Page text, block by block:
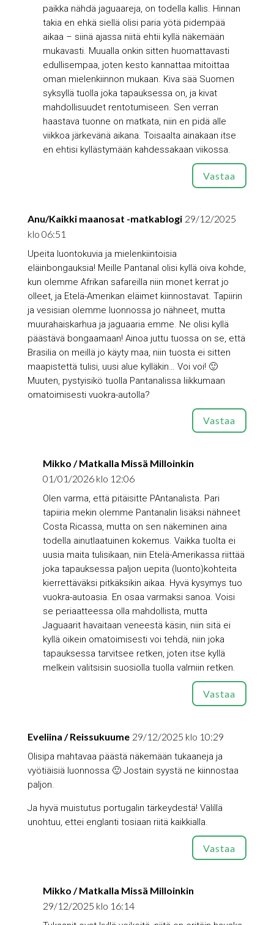
paikka nähdä jaguaareja, on todella kallis. Hinnan
takia en ehkä siellä olisi paria yötä pidempää
aikaa – siinä ajassa niitä ehtii kyllä näkemään
mukavasti. Muualla onkin sitten huomattavasti
edullisempaa, joten kesto kannattaa mitoittaa
oman mielenkiinnon mukaan. Kiva sää Suomen
syksyllä tuolla joka tapauksessa on, ja kivat
mahdollisuudet rentotumiseen. Sen verran
haastava tuonne on matkata, niin en pidä alle
viikkoa järkevänä aikana. Toisaalta ainakaan itse
en ehtisi kyllästymään kahdessakaan viikossa.
Vastaa
Anu/Kaikki maanosat -matkablogi 29/12/2025
klo 06:51
Upeita luontokuvia ja mielenkiintoisia
eläinbongauksia! Meille Pantanal olisi kyllä oiva kohde,
kun olemme Afrikan safareilla niin monet kerrat jo
olleet, ja Etelä-Amerikan eläimet kiinnostavat. Tapiirin
ja vesisian olemme luonnossa jo nähneet, mutta
muurahaiskarhua ja jaguaaria emme. Ne olisi kyllä
päästävä bongaamaan! Ainoa juttu tuossa on se, että
Brasilia on meillä jo käyty maa, niin tuosta ei sitten
maapistettä tulisi, uusi alue kylläkin… Voi voi! 🙂
Muuten, pystyisikö tuolla Pantanalissa liikkumaan
omatoimisesti vuokra-autolla?
Vastaa
Mikko / Matkalla Missä Milloinkin
01/01/2026 klo 12:06
Olen varma, että pitäisitte PAntanalista. Pari
tapiiria mekin olemme Pantanalin lisäksi nähneet
Costa Ricassa, mutta on sen näkeminen aina
todella ainutlaatuinen kokemus. Vaikka tuolta ei
uusia maita tulisikaan, niin Etelä-Amerikassa riittää
joka tapauksessa paljon uepita (luonto)kohteita
kierrettäväksi pitkäksikin aikaa. Hyvä kysymys tuo
vuokra-autoasia. En osaa varmaksi sanoa. Voisi
se periaatteessa olla mahdollista, mutta
Jaguaarit havaitaan veneestä käsin, niin sitä ei
kyllä oikein omatoimisesti voi tehdä, niin joka
tapauksessa tarvitsee retken, joten itse kyllä
melkein valitsisin suosiolla tuolla valmiin retken.
Vastaa
Eveliina / Reissukuume 29/12/2025 klo 10:29
Olisipa mahtavaa päästä näkemään tukaaneja ja
vyötiäisiä luonnossa 🙂 Jostain syystä ne kiinnostaa
paljon.
Ja hyvä muistutus portugalin tärkeydestä! Välillä
unohtuu, ettei englanti tosiaan riitä kaikkialla.
Vastaa
Mikko / Matkalla Missä Milloinkin
29/12/2025 klo 16:14